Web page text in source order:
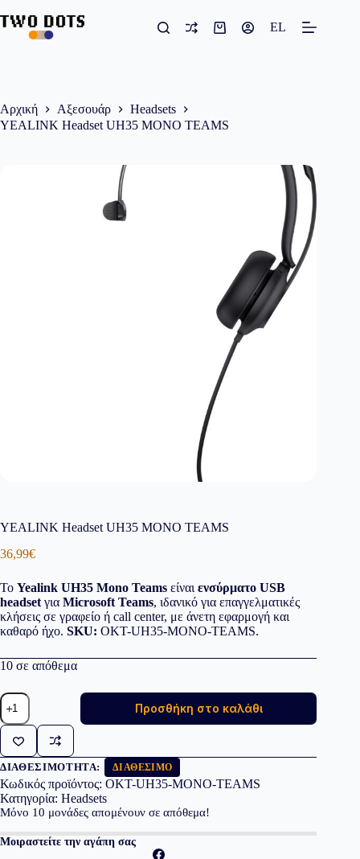
στο
περιεχόμενο
Καλάθι
EL
Αρχική Αξεσουάρ
Headsets
YEALINK Headset UH35 MONO TEAMS
YEALINK Headset UH35 MONO TEAMS
36,99€
Το Yealink UH35 Mono Teams είναι ενσύρματο USB
headset για Microsoft Teams, ιδανικό για επαγγελματικές
κλήσεις σε γραφείο ή call center, με άνετη εφαρμογή και
καθαρό ήχο. SKU: OKT-UH35-MONO-TEAMS.
10 σε απόθεμα
YEALINK
Headset
UH35
MONO
TEAMS
ποσότητα
Προσθήκη στο καλάθι
ΔΙΑΘΕΣΙΜΌΤΗΤΑ: ΔΙΑΘΈΣΙΜΟ
Κωδικός προϊόντος: OKT-UH35-MONO-TEAMS
Κατηγορία: Headsets
Μόνο 10 μονάδες απομένουν σε απόθεμα!
Μοιραστείτε την αγάπη σας